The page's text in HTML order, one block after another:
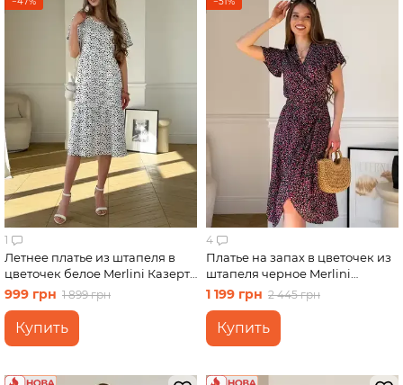
1
Летнее платье из штапеля в
цветочек белое Merlini Казерта
700001883 размер L-XL
999 грн 1 899 грн
Купить
4
Платье на запах в цветочек из
штапеля черное Merlini
Віченца 700002204 размер S-
1 199 грн 2 445 грн
Купить